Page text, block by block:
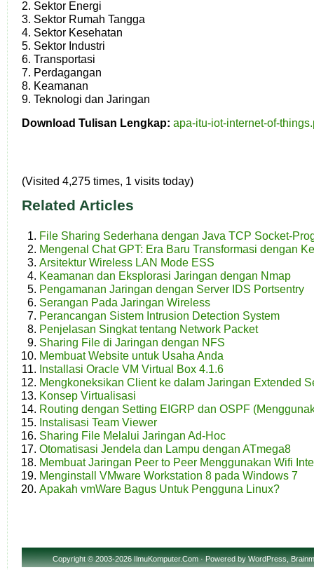
2. Sektor Energi
3. Sektor Rumah Tangga
4. Sektor Kesehatan
5. Sektor Industri
6. Transportasi
7. Perdagangan
8. Keamanan
9. Teknologi dan Jaringan
Download Tulisan Lengkap: apa-itu-iot-internet-of-
(Visited 4,275 times, 1 visits today)
Related Articles
File Sharing Sederhana dengan Java TCP Socket-
Mengenal Chat GPT: Era Baru Transformasi dengan
Arsitektur Wireless LAN Mode ESS
Keamanan dan Eksplorasi Jaringan dengan Nmap
Pengamanan Jaringan dengan Server IDS Portsentry
Serangan Pada Jaringan Wireless
Perancangan Sistem Intrusion Detection System
Penjelasan Singkat tentang Network Packet
Sharing File di Jaringan dengan NFS
Membuat Website untuk Usaha Anda
Installasi Oracle VM Virtual Box 4.1.6
Mengkoneksikan Client ke dalam Jaringan Extended
Konsep Virtualisasi
Routing dengan Setting EIGRP dan OSPF
Instalisasi Team Viewer
Sharing File Melalui Jaringan Ad-Hoc
Otomatisasi Jendela dan Lampu dengan ATmega8
Membuat Jaringan Peer to Peer Menggunakan Wifi
Menginstall VMware Workstation 8 pada Windows 7
Apakah vmWare Bagus Untuk Pengguna Linux?
Copyright© 2003-2026 IlmuKomputer.Com · Powered byWordPress,